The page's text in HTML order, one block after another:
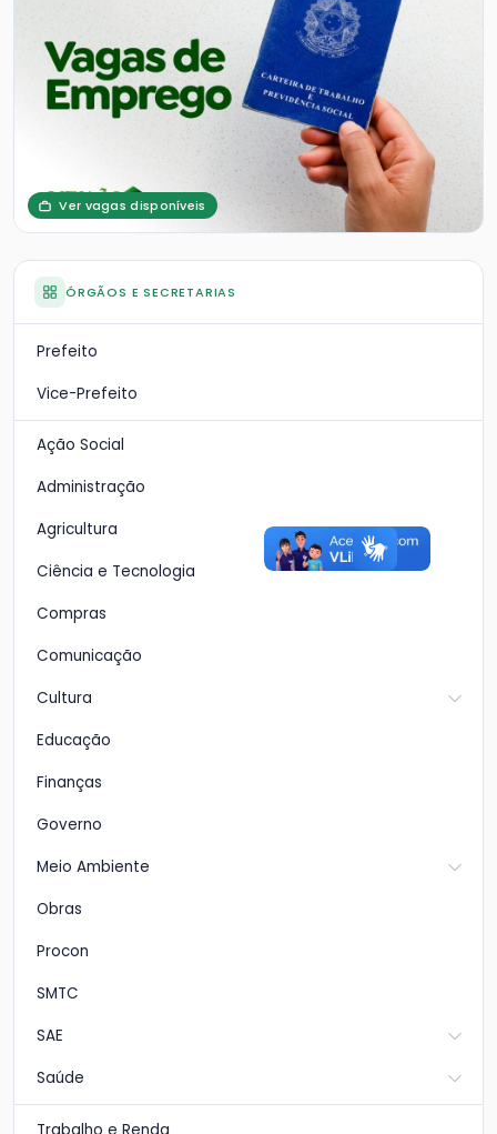
Ver vagas disponíveis
ÓRGÃOS E SECRETARIAS
Prefeito
Vice-Prefeito
Ação Social
Administração
Agricultura
Ciência e Tecnologia
Compras
Comunicação
Cultura
Educação
Finanças
Governo
Meio Ambiente
Obras
Procon
SMTC
SAE
Saúde
Trabalho e Renda